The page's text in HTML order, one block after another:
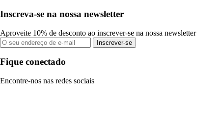
Inscreva-se na nossa newsletter
Aproveite 10% de desconto ao inscrever-se na nossa newsletter
Inscrever-se
Fique conectado
Encontre-nos nas redes sociais